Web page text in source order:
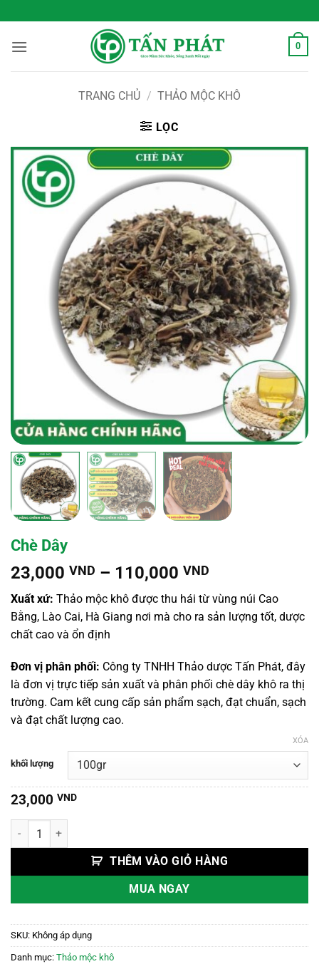
qua
nội
0
TRANG CHỦ / THẢO MỘC KHÔ
LỌC
Chè Dây
23,000 VND – 110,000 VND
giá:
từ
23,000 VND
110,000 VND
Xuất xứ: Thảo mộc khô được thu hái từ vùng núi Cao
Bằng, Lào Cai, Hà Giang nơi mà cho ra sản lượng tốt, dược
chất cao và ổn định
Đơn vị phân phối: Công ty TNHH Thảo dược Tấn Phát, đây
là đơn vị trực tiếp sản xuất và phân phối chè dây khô ra thị
trường. Cam kết cung cấp sản phẩm sạch, đạt chuẩn, sạch
và đạt chất lượng cao.
khối lượng
XÓA
23,000 VND
Chè Dây số lượng
THÊM VÀO GIỎ HÀNG
MUA NGAY
SKU: Không áp dụng
Danh mục: Thảo mộc khô